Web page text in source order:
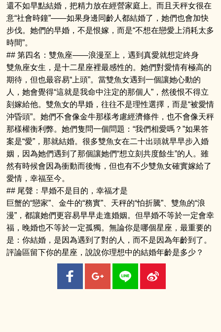
還不如早點結婚，把精力放在經營家庭上。而且天秤女很在
意“社會時鐘”——如果身邊同齡人都結婚了，她們也會加快
步伐。她們的早婚，不是恨嫁，而是“不想在戀愛上消耗太多
時間”。
## 第四名：雙魚座——浪漫至上，遇到真愛就想定終身
雙魚座女生，是十二星座裡最感性的。她們對愛情有極高的
期待，但也最容易“上頭”。當雙魚女遇到一個讓她心動的
人，她會覺得“這就是我命中注定的那個人”，然後恨不得立
刻嫁給他。雙魚女的早婚，往往不是理性選擇，而是“被愛情
沖昏頭”。她們不會像金牛那樣考慮經濟條件，也不會像天秤
那樣權衡利弊。她們隻問一個問題：“我們相愛嗎？”如果答
案是“愛”，那就結婚。很多雙魚女在二十出頭就早早步入婚
姻，因為她們遇到了那個讓她們“想立刻共度餘生”的人。雖
然有時候會因為衝動而後悔，但也有不少雙魚女確實嫁給了
愛情，幸福至今。
## 尾聲：早婚不是目的，幸福才是
巨蟹的“戀家”、金牛的“務實”、天秤的“怕折騰”、雙魚的“浪
漫”，都讓她們更容易早早走進婚姻。但早婚不等於一定會幸
福，晚婚也不等於一定孤獨。無論你是哪個星座，最重要的
是：你結婚，是因為遇到了對的人，而不是因為年齡到了。
評論區留下你的星座，說說你理想中的結婚年齡是多少？